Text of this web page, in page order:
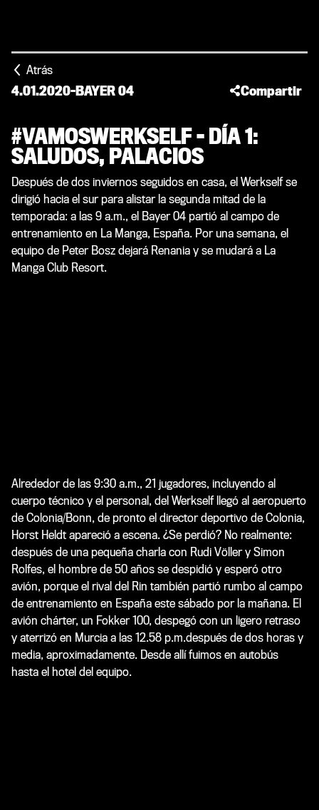
Atrás
4.01.2020-BAYER 04 Compartir
#VAMOSWERKSELF - DÍA 1:
SALUDOS, PALACIOS
Después de dos inviernos seguidos en casa, el Werkself se
dirigió hacia el sur para alistar la segunda mitad de la
temporada: a las 9 a.m., el Bayer 04 partió al campo de
entrenamiento en La Manga, España. Por una semana, el
equipo de Peter Bosz dejará Renania y se mudará a La
Manga Club Resort.
Alrededor de las 9:30 a.m., 21 jugadores, incluyendo al
cuerpo técnico y el personal, del Werkself llegó al aeropuerto
de Colonia/Bonn, de pronto el director deportivo de Colonia,
Horst Heldt apareció a escena. ¿Se perdió? No realmente:
después de una pequeña charla con Rudi Völler y Simon
Rolfes, el hombre de 50 años se despidió y esperó otro
avión, porque el rival del Rin también partió rumbo al campo
de entrenamiento en España este sábado por la mañana. El
avión chárter, un Fokker 100, despegó con un ligero retraso
y aterrizó en Murcia a las 12.58 p.m.después de dos horas y
media, aproximadamente. Desde allí fuimos en autobús
hasta el hotel del equipo.